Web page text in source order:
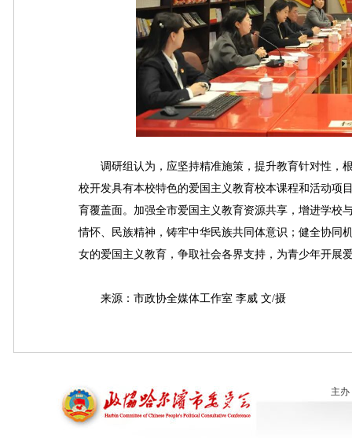
调研组认为，应坚持精准施策，提升教育针对性，
校开发具有本校特色的爱国主义教育校本课程和活动项
育覆盖面。加强全市爱国主义教育资源共享，增进学校
情怀、民族精神，铸牢中华民族共同体意识；健全协同
女的爱国主义教育，争取社会各界支持，为青少年开展
来源：市政协全媒体工作室 李威 文/摄
主